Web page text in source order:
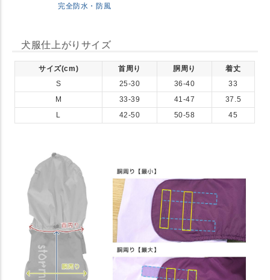
完全防水・防風
犬服仕上がりサイズ
サイズ(cm) 首周り 胴周り
着丈
S
25-30 36-40
33
M
33-39 41-47
37.5
L
42-50 50-58 45